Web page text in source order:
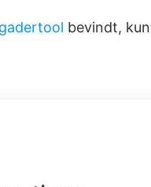
bevindt,